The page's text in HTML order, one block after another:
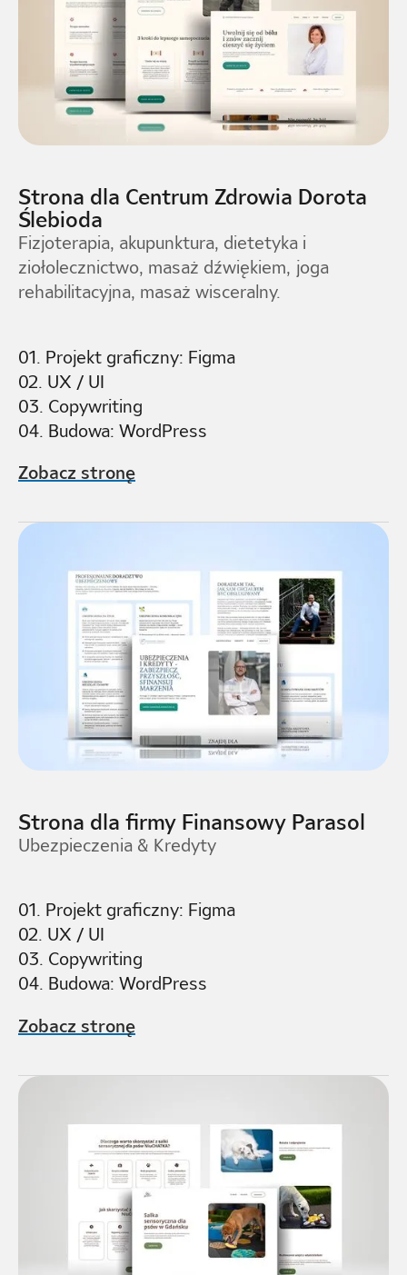
Strona dla Centrum Zdrowia Dorota
Ślebioda
Fizjoterapia, akupunktura, dietetyka i
ziołolecznictwo, masaż dźwiękiem, joga
rehabilitacyjna, masaż wisceralny.
01. Projekt graficzny: Figma
02. UX / UI
03. Copywriting
04. Budowa: WordPress
Zobacz stronę
Strona dla firmy Finansowy Parasol
Ubezpieczenia & Kredyty
01. Projekt graficzny: Figma
02. UX / UI
03. Copywriting
04. Budowa: WordPress
Zobacz stronę